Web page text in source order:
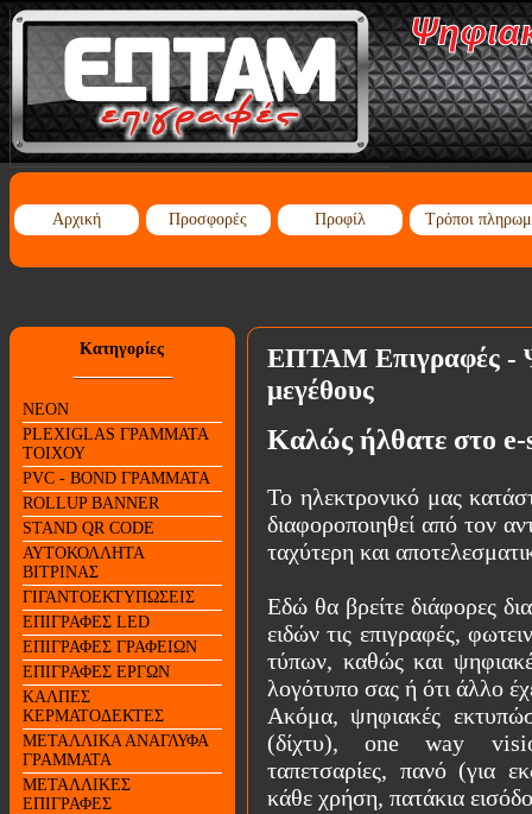
Αρχική Προσφορές Προφίλ Τρόποι
Κατηγορίες
NEON
PLEXIGLAS ΓΡΑΜΜΑΤΑ
ΤΟΙΧΟΥ
PVC - BOND ΓΡΑΜΜΑΤΑ
ROLLUP BANNER
STAND QR CODE
ΑΥΤΟΚΟΛΛΗΤΑ
ΒΙΤΡΙΝΑΣ
ΓΙΓΑΝΤΟΕΚΤΥΠΩΣΕΙΣ
ΕΠΙΓΡΑΦΕΣ LED
ΕΠΙΓΡΑΦΕΣ ΓΡΑΦΕΙΩΝ
ΕΠΙΓΡΑΦΕΣ ΕΡΓΩΝ
ΚΑΛΠΕΣ
ΚΕΡΜΑΤΟΔΕΚΤΕΣ
ΜΕΤΑΛΛΙΚΑ ΑΝΑΓΛΥΦΑ
ΓΡΑΜΜΑΤΑ
ΜΕΤΑΛΛΙΚΕΣ
ΕΠΙΓΡΑΦΕΣ
ΕΠΤΑΜ Επιγραφές -
μεγέθους
Καλώς ήλθατε στο e-
Το ηλεκτρονικό μας
διαφοροποιηθεί από τον
ταχύτερη και
Εδώ θα βρείτε διάφορες
ειδών τις επιγραφές,
τύπων, καθώς και
λογότυπο σας ή ότι άλλο
Ακόμα, ψηφιακές
(δίχτυ), one way
ταπετσαρίες, πανό (για
κάθε χρήση, πατάκια